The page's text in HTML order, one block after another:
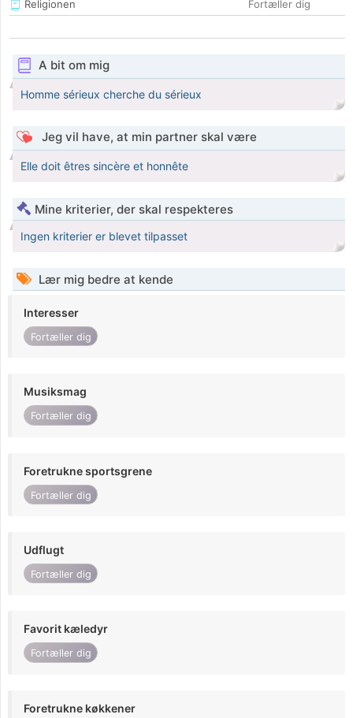
Religionen
Fortæller dig
A bit om mig
Homme sérieux cherche du sérieux
Jeg vil have, at min partner skal være
Elle doit êtres sincère et honnête
Mine kriterier, der skal respekteres
Ingen kriterier er blevet tilpasset
Lær mig bedre at kende
Interesser
Fortæller dig
Musiksmag
Fortæller dig
Foretrukne sportsgrene
Fortæller dig
Udflugt
Fortæller dig
Favorit kæledyr
Fortæller dig
Foretrukne køkkener